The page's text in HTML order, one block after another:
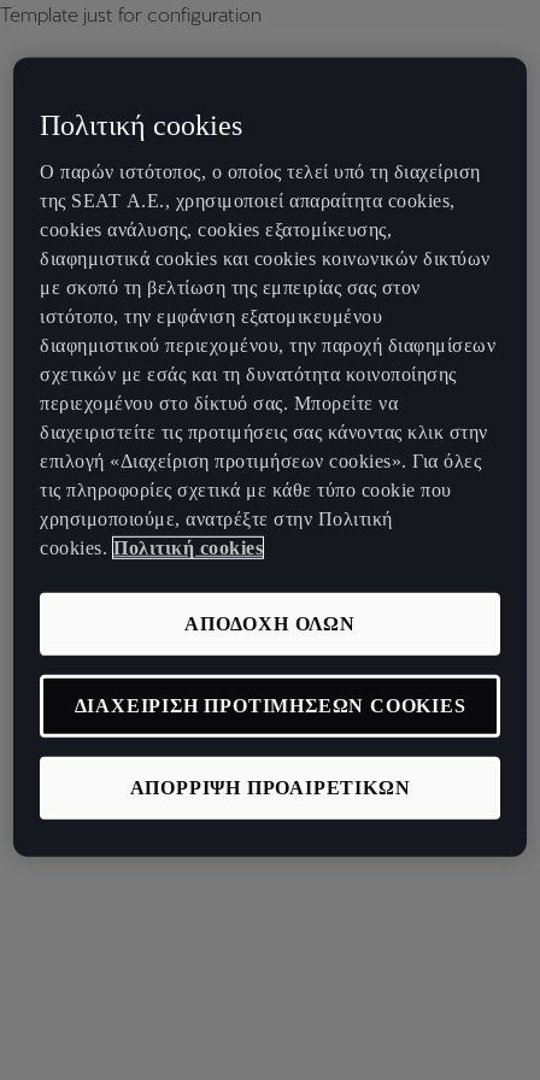
Template just for configuration
Πολιτική cookies
Ο παρών ιστότοπος, ο οποίος τελεί υπό τη διαχείριση
της SEAT Α.Ε., χρησιμοποιεί απαραίτητα cookies,
cookies ανάλυσης, cookies εξατομίκευσης,
διαφημιστικά cookies και cookies κοινωνικών δικτύων
με σκοπό τη βελτίωση της εμπειρίας σας στον
ιστότοπο, την εμφάνιση εξατομικευμένου
διαφημιστικού περιεχομένου, την παροχή διαφημίσεων
σχετικών με εσάς και τη δυνατότητα κοινοποίησης
περιεχομένου στο δίκτυό σας. Μπορείτε να
διαχειριστείτε τις προτιμήσεις σας κάνοντας κλικ στην
επιλογή «Διαχείριση προτιμήσεων cookies». Για όλες
τις πληροφορίες σχετικά με κάθε τύπο cookie που
χρησιμοποιούμε, ανατρέξτε στην Πολιτική
cookies. Πολιτική cookies
ΑΠΟΡΡΙΨΗ ΠΡΟΑΙΡΕΤΙΚΩΝ
ΑΠΟΔΟΧΗ ΟΛΩΝ
ΔΙΑΧΕΙΡΙΣΗ ΠΡΟΤΙΜΗΣΕΩΝ COOKIES